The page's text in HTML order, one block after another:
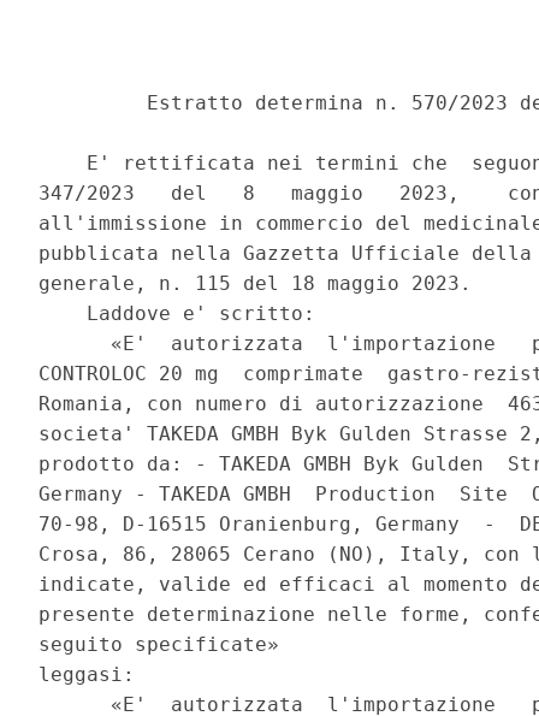
Estratto determina n. 570/2023
E' rettificata nei termini che
347/2023   del   8   maggio   2023,
all'immissione in commercio del
pubblicata nella Gazzetta Ufficiale
generale, n. 115 del 18 maggio 2023.
    Laddove e' scritto:
«E'  autorizzata  l'importazione
CONTROLOC 20 mg  comprimate  gastro-
Romania, con numero di autorizzazione
societa' TAKEDA GMBH Byk Gulden Strasse
prodotto da: - TAKEDA GMBH Byk Gulden
Germany - TAKEDA GMBH  Production
70-98, D-16515 Oranienburg, Germany  -
Crosa, 86, 28065 Cerano (NO), Italy,
indicate, valide ed efficaci al momento
presente determinazione nelle forme,
seguito specificate»
leggasi:
«E'  autorizzata  l'importazione